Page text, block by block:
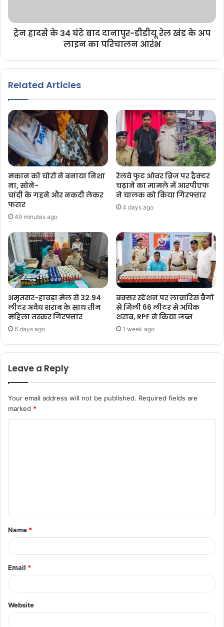
ट्रेन हादसे के 34 घंटे बाद दानापुर-डीडीयू रेल खंड के अप
लाइन का परिचालन आरंभ
Related Articles
मकान को चोरों ने बनाया निशा
ना, सोने-
चांदी के गहने और नकदी लेकर
फरार
49 minutes ago
रेलवे फुट ओवर ब्रिज पर ट्रैक्टर
चढ़ाने का मामले में आरपीएफ
ने चालक को किया गिरफ्तार
4 days ago
अमृतसर-हावड़ा मेल से 32.94
लीटर अवैध शराब के साथ तीन
महिला तस्कर गिरफ्तार
6 days ago
बक्सर स्टेशन पर लावारिस बैगों
से मिली 66 लीटर से अधिक
शराब, RPF ने किया जब्त
1 week ago
Leave a Reply
Your email address will not be published. Required fields are
marked *
Name *
Email *
Website